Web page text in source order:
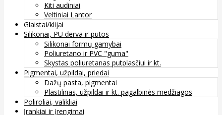
Kiti audiniai
Veltiniai Lantor
Glaistai/klijai
Silikonai, PU derva ir putos
Silikonai formų gamybai
Poliuretano ir PVC "guma"
Skystas poliuretanas putplasčiui ir kt.
Pigmentai, užpildai, priedai
Dažų pasta, pigmentai
Plastilinas, užpildai ir kt. pagalbinės medžiagos
Poliroliai, valikliai
Įrankiai ir įrengimai